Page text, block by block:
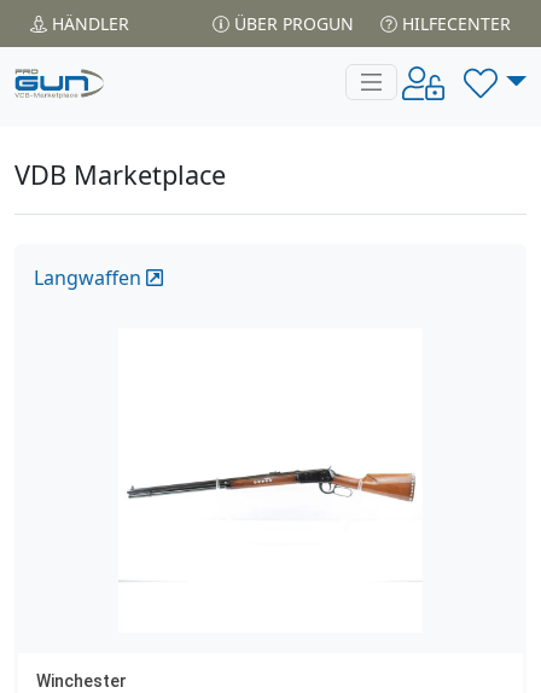
HÄNDLER ÜBER PROGUN HILFECENTER
VDB Marketplace
Langwaffen
Winchester